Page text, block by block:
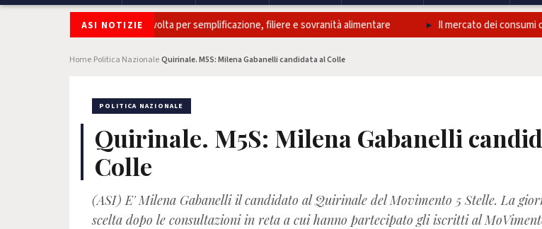
ASI NOTIZIE
Coldiretti, ok Camera e’ svolta per semplificazione, filiere e sovranità alimentare Il mercato dei consumi
Home Politica NazionaleQuirinale. M5S: Milena Gabanelli candidata al Colle
POLITICA NAZIONALE
Quirinale. M5S: Milena Gabanelli
Colle
(ASI) E' Milena Gabanelli il candidato al Quirinale del Movimento 5 Stelle. La
scelta dopo le consultazioni in reta a cui hanno partecipato gli iscritti al